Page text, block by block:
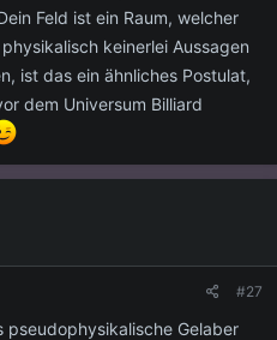
Feld ist ein Raum, welcher
keinerlei Aussagen
ist das ein ähnliches Postulat,
dem Universum Billiard
#27
pseudophysikalische Gelaber